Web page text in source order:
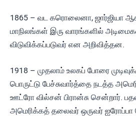
1865 – வட கரொலைனா, ஜார்ஜியா
மாநிலங்கள் இரு வாரங்களில்
விடுவிக்கப்படுவர் என அறிவித்தன.
1918 – முதலாம் உலகப் போரை
பொருட்டு பேச்சுவார்த்தை நடத்த
ஊட்ரோ வில்சன் பிரான்சு சென்றார்.
அமெரிக்கத் தலைவர் ஒருவர் ஐரோப்பா